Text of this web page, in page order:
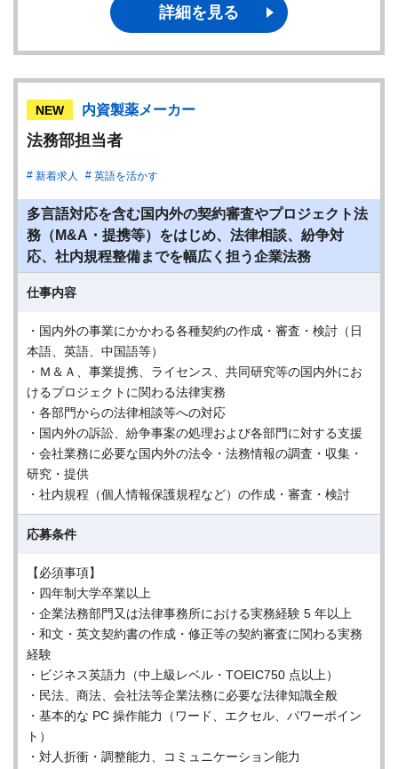
詳細を見る
NEW 内資製薬メーカー
法務部担当者
新着求人 英語を活かす
多言語対応を含む国内外の契約審査やプロジェクト法
務（M&A・提携等）をはじめ、法律相談、紛争対
応、社内規程整備までを幅広く担う企業法務
仕事内容
・国内外の事業にかかわる各種契約の作成・審査・検討（日
本語、英語、中国語等）
・Ｍ＆Ａ、事業提携、ライセンス、共同研究等の国内外にお
けるプロジェクトに関わる法律実務
・各部門からの法律相談等への対応
・国内外の訴訟、紛争事案の処理および各部門に対する支援
・会社業務に必要な国内外の法令・法務情報の調査・収集・
研究・提供
・社内規程（個人情報保護規程など）の作成・審査・検討
応募条件
【必須事項】
・四年制大学卒業以上
・企業法務部門又は法律事務所における実務経験 5 年以上
・和文・英文契約書の作成・修正等の契約審査に関わる実務
経験
・ビジネス英語力（中上級レベル・TOEIC750 点以上）
・民法、商法、会社法等企業法務に必要な法律知識全般
・基本的な PC 操作能力（ワード、エクセル、パワーポイン
ト）
・対人折衝・調整能力、コミュニケーション能力